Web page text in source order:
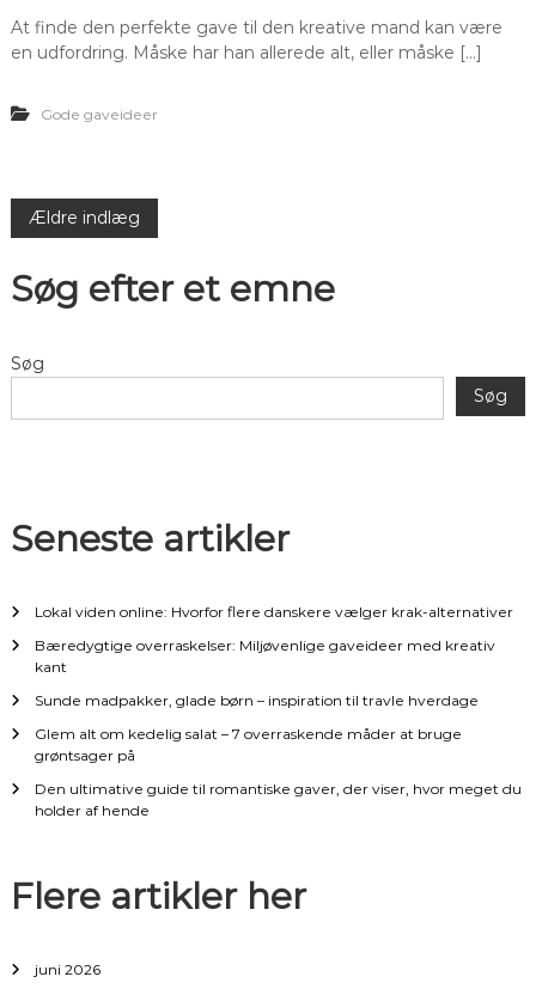
At finde den perfekte gave til den kreative mand kan være
en udfordring. Måske har han allerede alt, eller måske […]
Gode gaveideer
N
a
i
t
i
o
n
l
i
n
Ældre indlæg
Søg efter et emne
Søg
Søg
Seneste artikler
Lokal viden online: Hvorfor flere danskere vælger krak-alternativer
Bæredygtige overraskelser: Miljøvenlige gaveideer med kreativ
kant
Sunde madpakker, glade børn – inspiration til travle hverdage
Glem alt om kedelig salat – 7 overraskende måder at bruge
grøntsager på
Den ultimative guide til romantiske gaver, der viser, hvor meget du
holder af hende
Flere artikler her
juni 2026